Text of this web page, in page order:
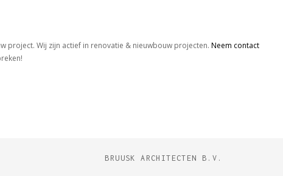
project. Wij zijn actief in renovatie & nieuwbouw projecten. Neem contact
BRUUSK ARCHITECTEN B.V.